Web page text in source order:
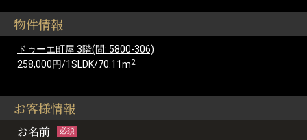
物件情報
ドゥーエ町屋 3階(問: 5800-306)
258,000円/1SLDK/70.11m2
お客様情報
お名前 必須